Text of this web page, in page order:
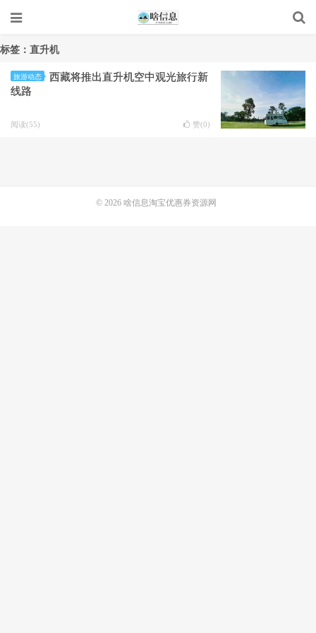
标签：直升机
旅游动态
西藏将推出直升机空中观光旅行新
线路
阅读(55) 赞(0)
© 2026 啥信息淘宝优惠券资源网